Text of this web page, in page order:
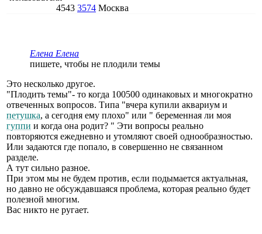
4543 3574 Москва
Елена Елена
пишете, чтобы не плодили темы
Это несколько другое.
"Плодить темы"- то когда 100500 одинаковых и многократно
отвеченных вопросов. Типа "вчера купили аквариум и
петушка, а сегодня ему плохо" или " беременная ли моя
гуппи и когда она родит? " Эти вопросы реально
повторяются ежедневно и утомляют своей однообразностью.
Или задаются где попало, в совершенно не связанном
разделе.
А тут сильно разное.
При этом мы не будем против, если подымается актуальная,
но давно не обсуждавшаяся проблема, которая реально будет
полезной многим.
Вас никто не ругает.